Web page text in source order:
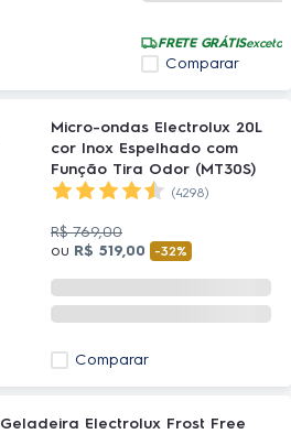
FRETE GRÁTISexceto
Comparar
Micro-ondas Electrolux 20L
cor Inox Espelhado com
Função Tira Odor (MT30S)
(4298)
R$ 769,00
ou R$ 519,00 -32%
Comparar
Geladeira Electrolux Frost Free